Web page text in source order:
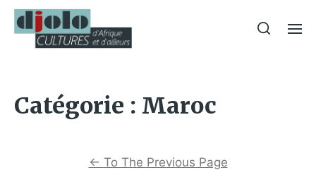
Catégorie : Maroc
← To The Previous Page